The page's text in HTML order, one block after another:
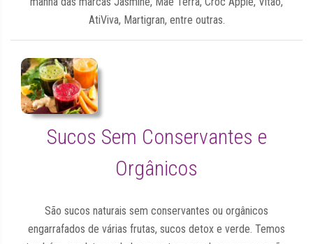
AtiViva, Martigran, entre outras.
Sucos Sem Conservantes e
Orgânicos
São sucos naturais sem conservantes ou orgânicos
engarrafados de várias frutas, sucos detox e verde. Temos